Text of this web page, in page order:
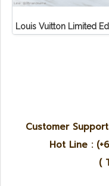
Customer
Hot Line :
(